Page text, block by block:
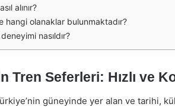
alınır?
hangi olanaklar bulunmaktadır?
nasıldır?
Tren Seferleri: Hızlı ve
güneyinde yer alan ve tarihi,